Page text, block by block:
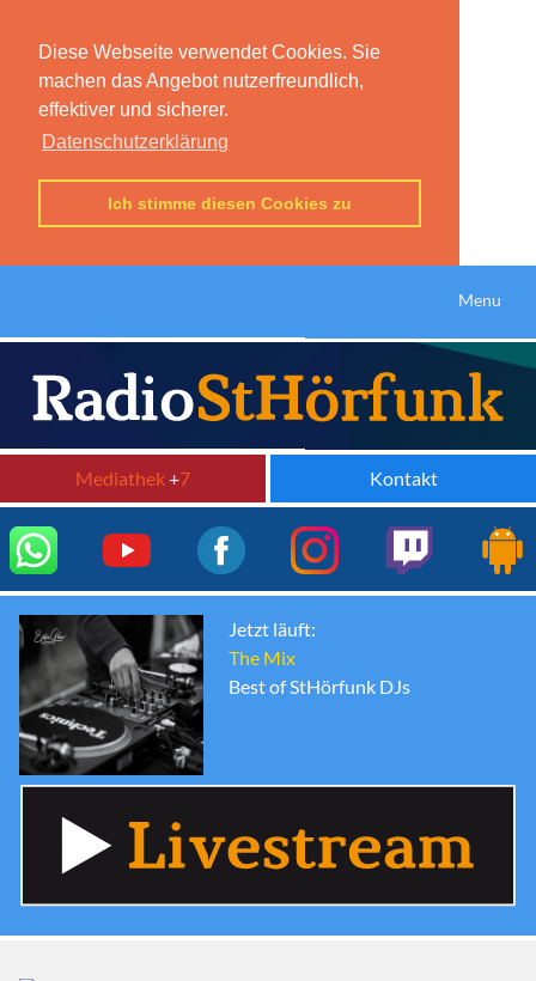
Diese Webseite verwendet Cookies. Sie
machen das Angebot nutzerfreundlich,
effektiver und sicherer.
Datenschutzerklärung
Ich stimme diesen Cookies zu
Menu
Mediathek+7 Kontakt
Jetzt läuft:
The Mix
Best of StHörfunk DJs